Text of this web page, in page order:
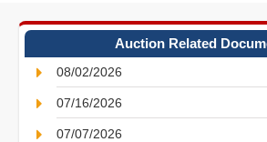
Auction Related
08/02/2026
07/16/2026
07/07/2026